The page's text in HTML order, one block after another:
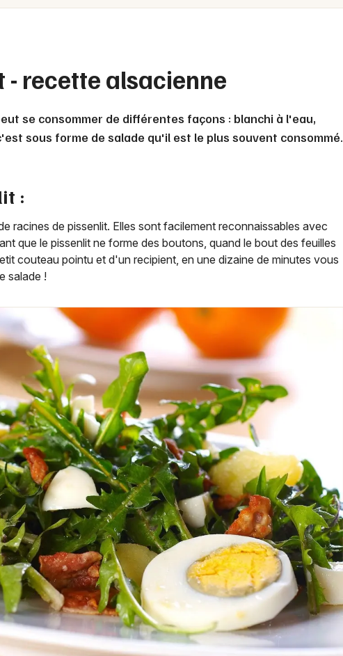
Sports
Sorties famille
Artistes en tournée
Actualités
Magazine
Choisir mes départements
Mon email
Je m'abonne
Mulhouse
Nice
Paris
- recette alsacienne
se consommer de différentes façons : blanchi à l'eau,
sous forme de salade qu'il est le plus souvent consommé.
:
racines de pissenlit. Elles sont facilement reconnaissables avec
que le pissenlit ne forme des boutons, quand le bout des feuilles
couteau pointu et d'un recipient, en une dizaine de minutes vous
salade !